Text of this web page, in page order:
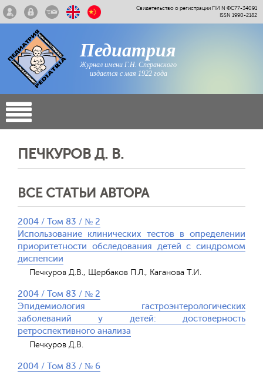
Свидетельство о регистрации ПИ N ФС77-34091
ISSN 1990-2182
Педиатрия
Журнал имени Г.Н. Сперанского
издается с мая 1922 года
ПЕЧКУРОВ Д. В.
ВСЕ СТАТЬИ АВТОРА
2004 / Том 83 / № 2
Использование клинических тестов в определении
приоритетности обследования детей с синдромом
диспепсии
Печкуров Д.В., Щербаков П.Л., Каганова Т.И.
2004 / Том 83 / № 2
Эпидемиология гастроэнтерологических
заболеваний у детей: достоверность
ретроспективного анализа
Печкуров Д.В.
2004 / Том 83 / № 6